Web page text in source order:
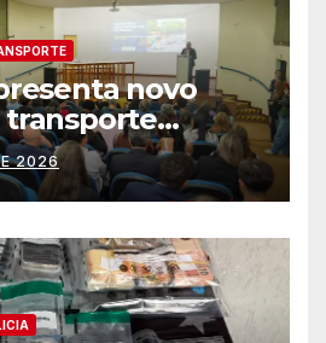
novo
audiência
para um
moderno e
2026